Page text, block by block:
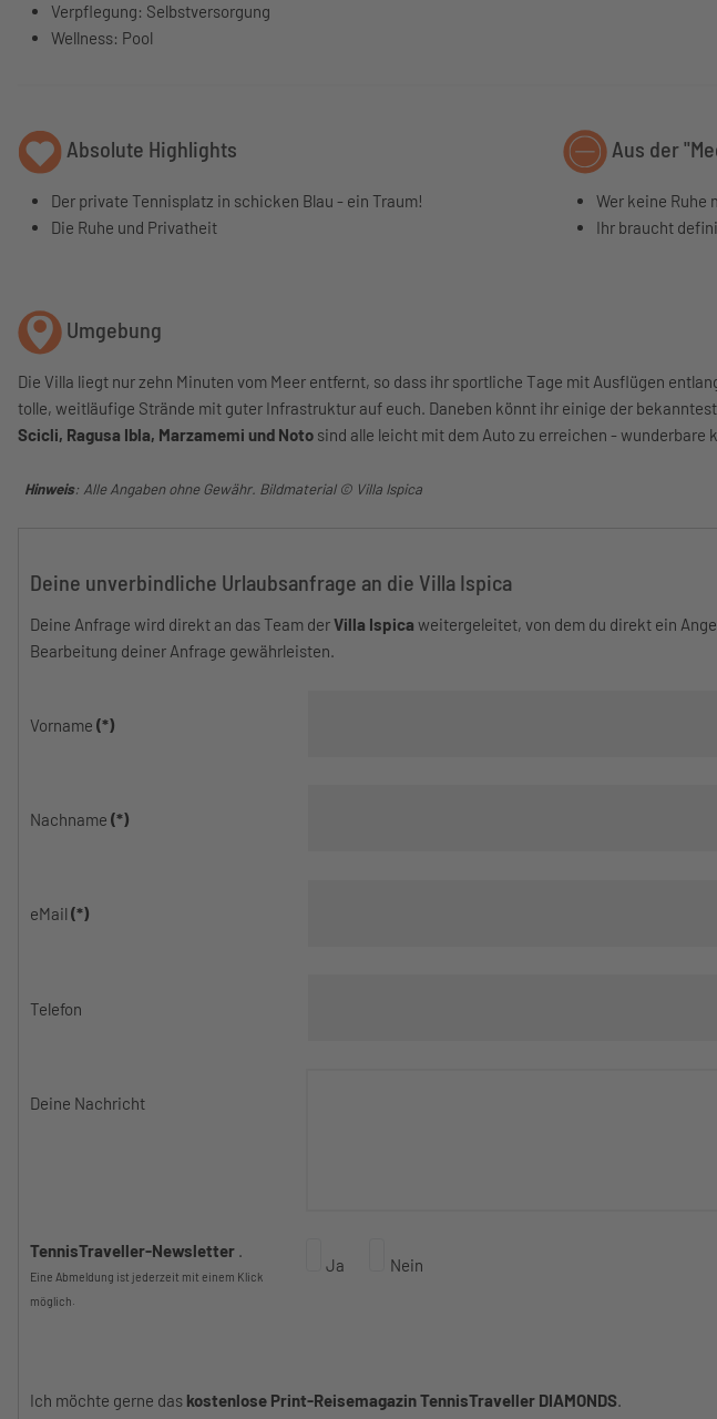
Verpflegung: Selbstversorgung
Wellness: Pool
Absolute Highlights
Der private Tennisplatz in schicken Blau - ein Traum!
Die Ruhe und Privatheit
Aus der
Wer keine Ruhe
Ihr braucht
Umgebung
Die Villa liegt nur zehn Minuten vom Meer entfernt, so dass ihr sportliche Tage mit Ausflügen
tolle, weitläufige Strände mit guter Infrastruktur auf euch. Daneben könnt ihr einige der
Scicli, Ragusa Ibla, Marzamemi und Noto sind alle leicht mit dem Auto zu erreichen -
Hinweis: Alle Angaben ohne Gewähr. Bildmaterial © Villa Ispica
Deine unverbindliche Urlaubsanfrage an die Villa Ispica
Deine Anfrage wird direkt an das Team derVilla Ispica weitergeleitet, von dem du direkt ein
Bearbeitung deiner Anfrage gewährleisten.
Vorname (*)
Nachname (*)
eMail (*)
Telefon
Deine Nachricht
TennisTraveller-Newsletter .
Eine Abmeldung ist jederzeit mit einem Klick
möglich.
Ja Nein
Ich möchte gerne das kostenlose Print-Reisemagazin TennisTraveller DIAMONDS.